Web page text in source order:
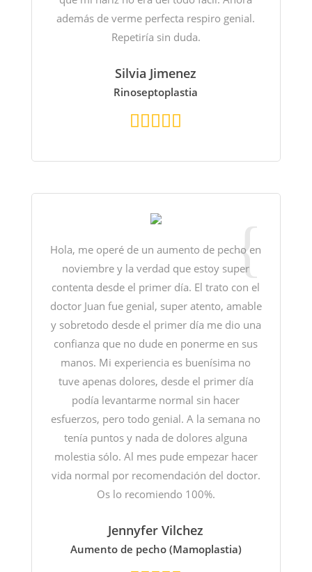
además de verme perfecta respiro genial.
Repetiría sin duda.
Silvia Jimenez
Rinoseptoplastia
Hola, me operé de un aumento de pecho en
noviembre y la verdad que estoy super
contenta desde el primer día. El trato con el
doctor Juan fue genial, super atento, amable
y sobretodo desde el primer día me dio una
confianza que no dude en ponerme en sus
manos. Mi experiencia es buenísima no
tuve apenas dolores, desde el primer día
podía levantarme normal sin hacer
esfuerzos, pero todo genial. A la semana no
tenía puntos y nada de dolores alguna
molestia sólo. Al mes pude empezar hacer
vida normal por recomendación del doctor.
Os lo recomiendo 100%.
Jennyfer Vilchez
Aumento de pecho (Mamoplastia)